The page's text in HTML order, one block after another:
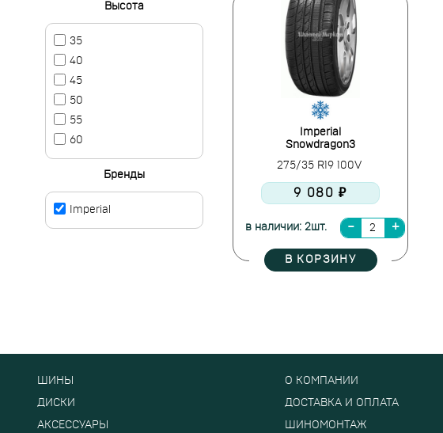
Imperial
Snowdragon3
275/35 R19 100V
9 080 ₽
в наличии: 2шт.
В КОРЗИНУ
Высота
35
40
45
50
55
60
Бренды
Imperial
ШИНЫ
ДИСКИ
АКСЕССУАРЫ
О КОМПАНИИ
ДОСТАВКА И ОПЛАТА
ШИНОМОНТАЖ